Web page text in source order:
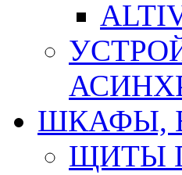
ШКАФЫ,
ЩИТЫ